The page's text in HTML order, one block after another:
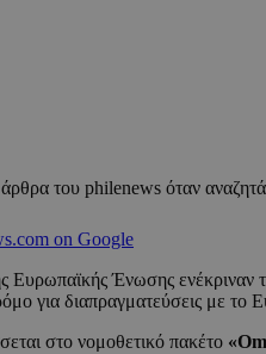
του philenews όταν
on Google
Ευρωπαϊκής Ένωσης ενέκριναν
για διαπραγματεύσεις με το
στο νομοθετικό πακέτο